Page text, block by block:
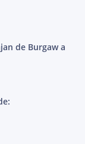
de Burgaw a